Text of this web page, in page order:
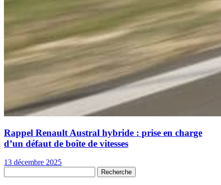
Rappel Renault Austral hybride : prise en charge
d’un défaut de boîte de vitesses
13 décembre 2025